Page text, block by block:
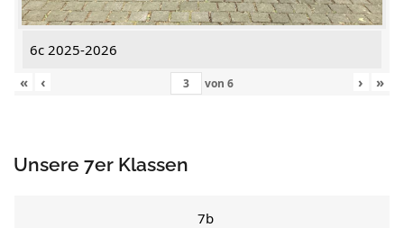
6c 2025-2026
«
‹ von 6 › »
Unsere 7er Klassen
7b